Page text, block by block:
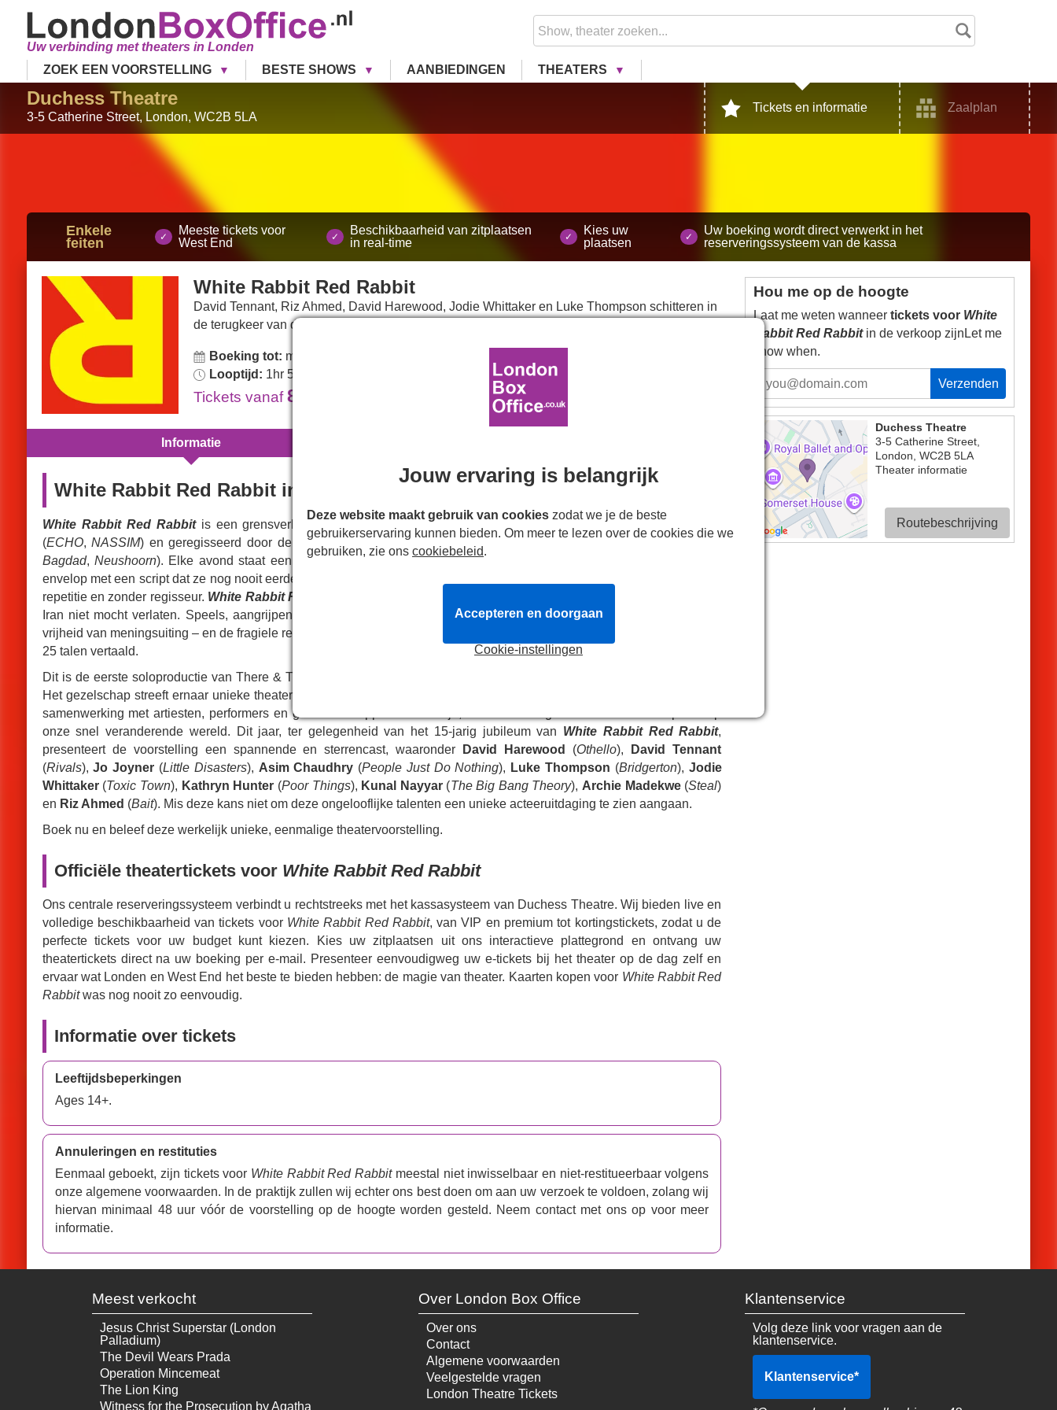
Uw verbinding met theaters in Londen
ZOEK EEN VOORSTELLING
BESTE SHOWS AANBIEDINGEN THEATERS
Duchess Theatre
3-5 Catherine Street, London, WC2B 5LA
Tickets en informatie Zaalplan
Enkele
feiten
Meeste tickets voor
West End
Beschikbaarheid van zitplaatsen
in real-time
Kies uw
plaatsen
Uw boeking wordt direct verwerkt in het
reserveringssysteem van de kassa
White Rabbit Red Rabbit
David Tennant, Riz Ahmed, David Harewood, Jodie Whittaker en Luke Thompson schitteren in
de terugkeer van deze grensverleggende experimentele serie.
Boeking tot: maandag 2 november 2026
Looptijd: 1hr 5min.
Ticketsvanaf84.99€
Informatie
White Rabbit Red Rabbit in Londen
White Rabbit Red Rabbitis een grensverleggende productie van de Iraanse toneelschrijver
Nassim Soleimanpour
(ECHO,NASSIM) en geregisseerd door de bekroonde regisseur
Bagdad,Neushoorn). Elke avond staat een andere performer op het podium. Elke performer ontvangt een verzegelde
envelop met een script dat ze nog nooit eerder hebben gezien. Ze voeren het stuk vervolgens slechts één keer op, zonder
repetitie en zonder regisseur. White Rabbit Red Rabbit
Iran niet mocht verlaten. Speels, aangrijpend en verontrustend, onderzoekt het stuk gehoorzaamheid, keuzevrijheid en
vrijheid van meningsuiting – en de fragiele relatie tussen performer en publiek. Het is 4000 keer opgevoerd en in meer dan
25 talen vertaald.
Dit is de eerste soloproductie van There & Then, een nieuw theatergezelschap opgericht door Soleimanpour en Elerian.
Het gezelschap streeft ernaar unieke theatervoorstellingen te presenteren in het Verenigd Koninkrijk en internationaal, in
samenwerking met artiesten, performers en gemeenschappen wereldwijd, om voorstellingen te creëren die inspelen op
onze snel veranderende wereld. Dit jaar, ter gelegenheid van het 15-jarig jubileum van White Rabbit Red Rabbit,
presenteert de voorstelling een spannende en sterrencast, waaronder
David Harewood (Othello),
David Tennant
(Rivals),Jo Joyner (Little Disasters), Asim Chaudhry (People Just Do Nothing), Luke Thompson (Bridgerton), Jodie
Whittaker(Toxic Town), Kathryn Hunter (Poor Things), Kunal Nayyar(The Big Bang Theory), Archie Madekwe(Steal)
en Riz Ahmed (Bait). Mis deze kans niet om deze ongelooflijke talenten een unieke acteeruitdaging te zien aangaan.
Boek nu en beleef deze werkelijk unieke, eenmalige theatervoorstelling.
Officiële theatertickets voor White Rabbit Red Rabbit
Ons centrale reserveringssysteem verbindt u rechtstreeks met het kassasysteem van Duchess Theatre. Wij bieden live en
volledige beschikbaarheid van tickets voor White Rabbit Red Rabbit, van VIP en premium tot kortingstickets, zodat u de
perfecte tickets voor uw budget kunt kiezen. Kies uw zitplaatsen uit ons interactieve plattegrond en ontvang uw
theatertickets direct na uw boeking per e-mail. Presenteer eenvoudigweg uw e-tickets bij het theater op de dag zelf en
ervaar wat Londen en West End het beste te bieden hebben: de magie van theater. Kaarten kopen voor White Rabbit Red
Rabbitwas nog nooit zo eenvoudig.
Informatie over tickets
Leeftijdsbeperkingen
Ages 14+.
Annuleringen en restituties
Eenmaal geboekt, zijn tickets voor White Rabbit Red Rabbitmeestal niet inwisselbaar en niet-restitueerbaar volgens
onze algemene voorwaarden. In de praktijk zullen wij echter ons best doen om aan uw verzoek te voldoen, zolang wij
hiervan minimaal 48 uur vóór de voorstelling op de hoogte worden gesteld. Neem contact met ons op voor meer
informatie.
Hou me op de hoogte
Laat me weten wanneertickets voor White
Rabbit Red Rabbitin de verkoop zijnLet me
know when.
Verzenden
Duchess Theatre
3-5 Catherine Street
London ,WC2B 5LA
Theater informatie
Routebeschrijving
Meest verkocht
Jesus Christ Superstar (London
Palladium)
The Devil Wears Prada
Operation Mincemeat
The Lion King
Witness for the Prosecution by Agatha
Over London Box Office
Over ons
Contact
Algemene voorwaarden
Veelgestelde vragen
London Theatre Tickets
Klantenservice
Volg deze link voor vragen aan de
klantenservice.
Klantenservice*
Jouw ervaring is belangrijk
Deze website maakt gebruik van cookies zodat we je de beste
gebruikerservaring kunnen bieden. Om meer te lezen over de cookies die we
gebruiken, zie ons cookiebeleid.
Cookie-instellingen
Accepteren en doorgaan